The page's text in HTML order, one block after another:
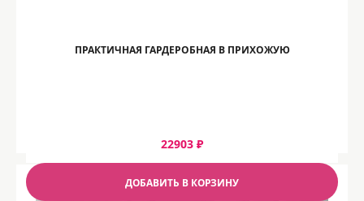
ПРАКТИЧНАЯ ГАРДЕРОБНАЯ В ПРИХОЖУЮ
22903 ₽
ДОБАВИТЬ В КОРЗИНУ